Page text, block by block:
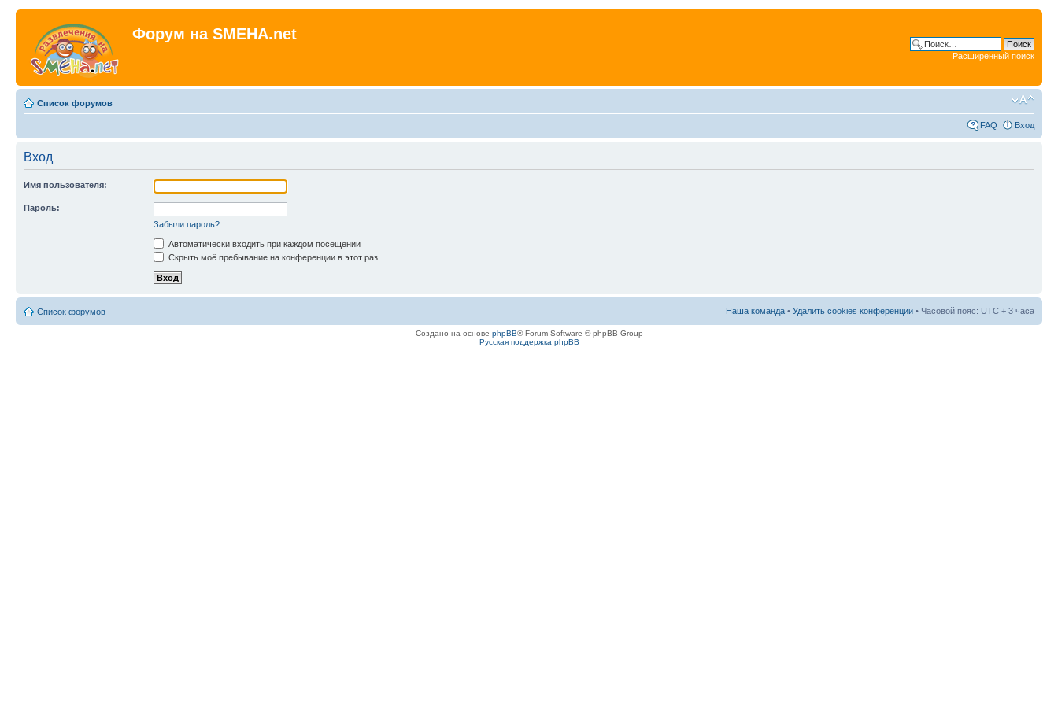
Форум на SMEHA.net
Расширенный поиск
Список форумов
FAQ Вход
Вход
Имя пользователя:
Пароль:
Забыли пароль?
Автоматически входить при каждом посещении
Скрыть моё пребывание на конференции в этот раз
Список форумов Наша команда • Удалить cookies конференции • Часовой пояс: UTC + 3 часа
Создано на основе phpBB® Forum Software © phpBB Group
Русская поддержка phpBB